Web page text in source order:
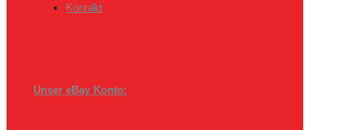
Kontakt
Unser eBay Konto: